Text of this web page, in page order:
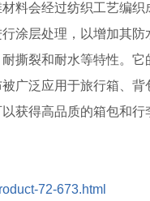
料会经过纺织工艺编织
涂层处理，以增加其
撕裂和耐水等特性。
广泛应用于旅行箱、背
获得高品质的箱包和
72-673.html